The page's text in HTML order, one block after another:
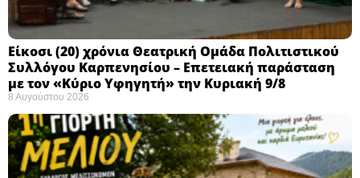
Eίκοσι (20) χρόνια Θεατρική Ομάδα Πολιτιστικού
Συλλόγου Καρπενησίου – Επετειακή παράσταση
με τον «Κύριο Υφηγητή» την Κυριακή 9/8
8 Αυγούστου 2026